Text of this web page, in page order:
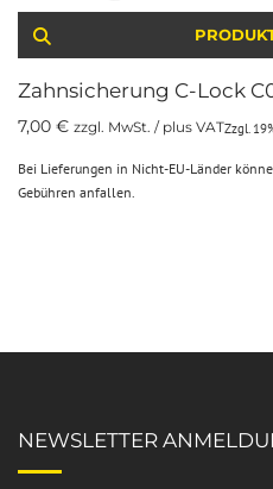
Zahnsicherung C-Lock
7,00 € zzgl. MwSt. / plus VATZzgl.
Bei Lieferungen in Nicht-EU-Länder
Gebühren anfallen.
NEWSLETTER